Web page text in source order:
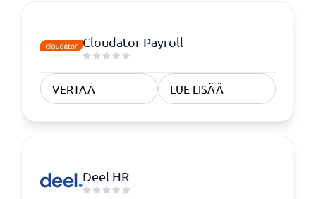
Cloudator Payroll
VERTAA LUE LISÄÄ
Deel HR